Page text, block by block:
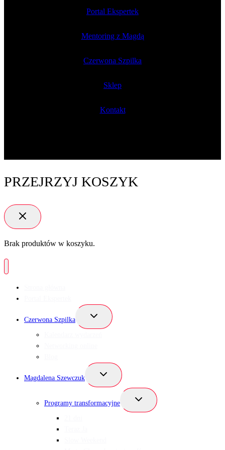
Portal Ekspertek
Mentoring z Magdą
Czerwona Szpilka
Sklep
Kontakt
PRZEJRZYJ KOSZYK
Brak produktów w koszyku.
Czerwona Szpilka
Przełącz
podrzędne
Magdalena Szewczuk
Przełącz
podrzędne
Programy transformacyjne
Przełącz
podrzędne